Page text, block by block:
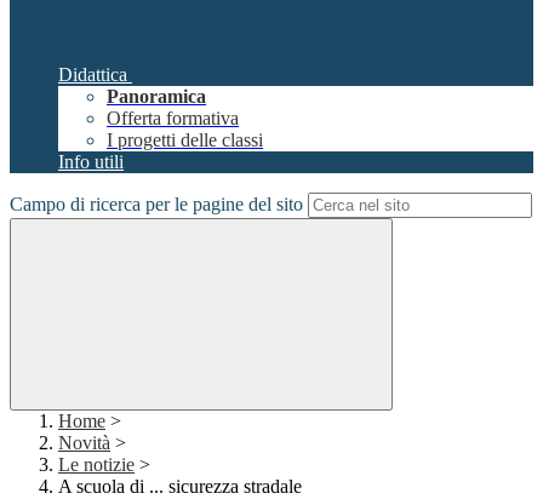
Didattica
Panoramica
Offerta formativa
I progetti delle classi
Info utili
Campo di ricerca per le pagine del sito
Home >
Novità >
Le notizie >
A scuola di ... sicurezza stradale